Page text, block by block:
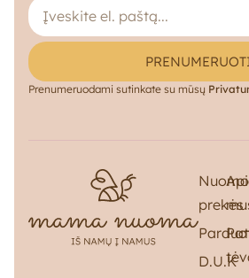
Prenumeruodami sutinkate su mūsų
prekės
D.U.K